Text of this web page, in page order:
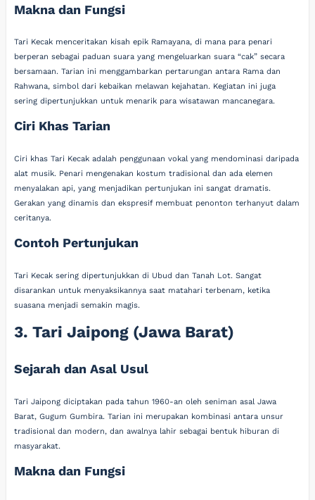
Makna dan Fungsi
Tari Kecak menceritakan kisah epik Ramayana, di mana para penari
berperan sebagai paduan suara yang mengeluarkan suara “cak” secara
bersamaan. Tarian ini menggambarkan pertarungan antara Rama dan
Rahwana, simbol dari kebaikan melawan kejahatan. Kegiatan ini juga
sering dipertunjukkan untuk menarik para wisatawan mancanegara.
Ciri Khas Tarian
Ciri khas Tari Kecak adalah penggunaan vokal yang mendominasi daripada
alat musik. Penari mengenakan kostum tradisional dan ada elemen
menyalakan api, yang menjadikan pertunjukan ini sangat dramatis.
Gerakan yang dinamis dan ekspresif membuat penonton terhanyut dalam
ceritanya.
Contoh Pertunjukan
Tari Kecak sering dipertunjukkan di Ubud dan Tanah Lot. Sangat
disarankan untuk menyaksikannya saat matahari terbenam, ketika
suasana menjadi semakin magis.
3. Tari Jaipong (Jawa Barat)
Sejarah dan Asal Usul
Tari Jaipong diciptakan pada tahun 1960-an oleh seniman asal Jawa
Barat, Gugum Gumbira. Tarian ini merupakan kombinasi antara unsur
tradisional dan modern, dan awalnya lahir sebagai bentuk hiburan di
masyarakat.
Makna dan Fungsi